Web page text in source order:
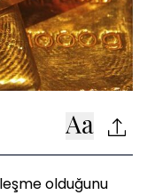
olduğunu